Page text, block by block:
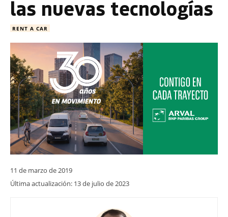
las nuevas tecnologías
RENT A CAR
11 de marzo de 2019
Última actualización: 13 de julio de 2023